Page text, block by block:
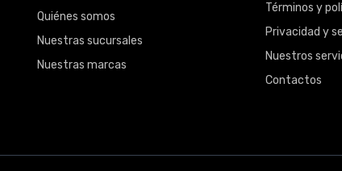
Quiénes somos
Nuestras sucursales
Nuestras marcas
Términos y
Privacidad y
Nuestros
Contactos